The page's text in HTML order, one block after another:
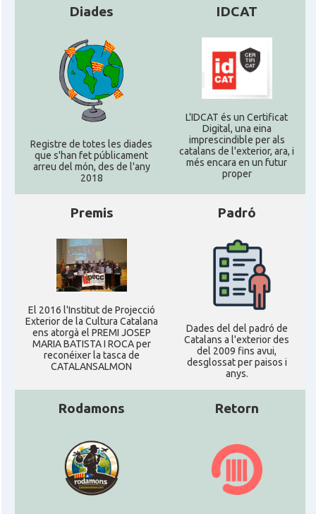
Diades
Registre de totes les diades
que s'han fet públicament
arreu del món, des de l'any
2018
IDCAT
L'IDCAT és un Certificat
Digital, una eina
imprescindible per als
catalans de l'exterior, ara, i
més encara en un futur
proper
Premis
El 2016 l'Institut de Projecció
Exterior de la Cultura Catalana
ens atorgà el PREMI JOSEP
MARIA BATISTA I ROCA per
reconéixer la tasca de
CATALANSALMON
Padró
Dades del del padró de
Catalans a l'exterior des
del 2009 fins avui,
desglossat per paisos i
anys.
Rodamons Retorn